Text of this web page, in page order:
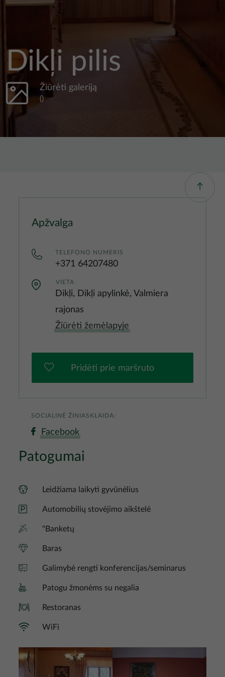
Dikļi pilis
Žiūrėti galeriją
()
Patogumai
Leidžiama laikyti gyvūnėlius
Automobilių stovėjimo aikštelė
"Banketų
Baras
Galimybė rengti konferencijas/seminarus
Patogu žmonėms su negalia
Restoranas
WiFi
Nuotrauka
Apžvalga
TELEFONO NUMERIS
+371 64207480
VIETA
Dikļi, Dikļi apylinkė, Valmiera
rajonas
Žiūrėti žemėlapyje
Pridėti prie maršruto
SOCIALINĖ ŽINIASKLAIDA:
Facebook